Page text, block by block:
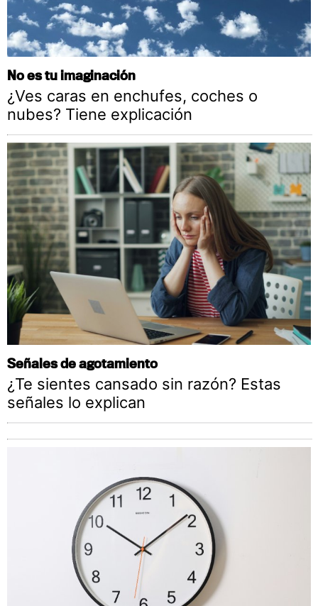
No es tu imaginación
¿Ves caras en enchufes, coches o
nubes? Tiene explicación
Señales de agotamiento
¿Te sientes cansado sin razón? Estas
señales lo explican